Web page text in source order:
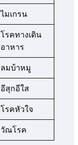
ไมเกรน
โรคทางเดิน
อาหาร
ลมบ้าหมู
อีสุกอีใส
โรคหัวใจ
วัณโรค